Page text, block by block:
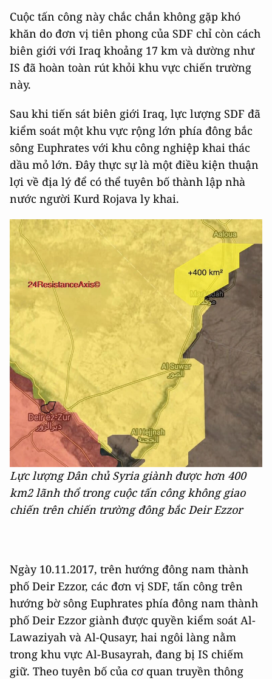
Cuộc tấn công này chắc chắn không gặp khó
khăn do đơn vị tiên phong của SDF chỉ còn cách
biên giới với Iraq khoảng 17 km và dường như
IS đã hoàn toàn rút khỏi khu vực chiến trường
này.
Sau khi tiến sát biên giới Iraq, lực lượng SDF đã
kiểm soát một khu vực rộng lớn phía đông bắc
sông Euphrates với khu công nghiệp khai thác
dầu mỏ lớn. Đây thực sự là một điều kiện thuận
lợi về địa lý để có thể tuyên bố thành lập nhà
nước người Kurd Rojava ly khai.
Lực lượng Dân chủ Syria giành được hơn 400
km2 lãnh thổ trong cuộc tấn công không giao
chiến trên chiến trường đông bắc Deir Ezzor
Ngày 10.11.2017, trên hướng đông nam thành
phố Deir Ezzor, các đơn vị SDF, tấn công trên
hướng bờ sông Euphrates phía đông nam thành
phố Deir Ezzor giành được quyền kiểm soát Al-
Lawaziyah và Al-Qusayr, hai ngôi làng nằm
trong khu vực Al-Busayrah, đang bị IS chiếm
giữ. Theo tuyên bố của cơ quan truyền thông